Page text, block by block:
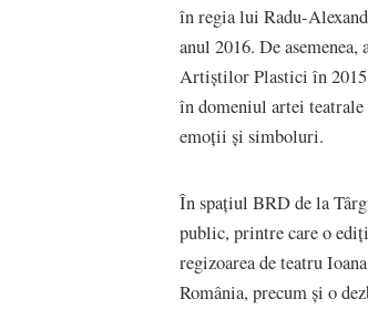
în regia lui Radu-
anul 2016. De
Artiștilor Plastici în 2015
în domeniul artei
emoții și simboluri.
În spațiul BRD de la
public, printre care o
regizoarea de teatru
România, precum și o